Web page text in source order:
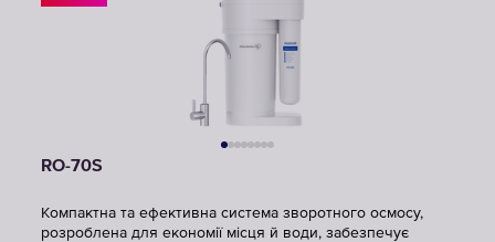
RO-70S
Компактна та ефективна система зворотного осмосу,
розроблена для економії місця й води, забезпечує